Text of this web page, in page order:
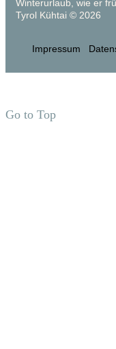
Winterurlaub, wie er
Tyrol Kühtai © 2026
Impressum
Go to Top